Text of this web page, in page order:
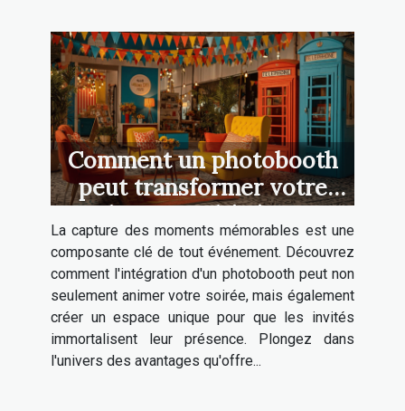
Comment un photobooth
peut transformer votre
prochain grand événement
La capture des moments mémorables est une
composante clé de tout événement. Découvrez
comment l'intégration d'un photobooth peut non
seulement animer votre soirée, mais également
créer un espace unique pour que les invités
immortalisent leur présence. Plongez dans
l'univers des avantages qu'offre...